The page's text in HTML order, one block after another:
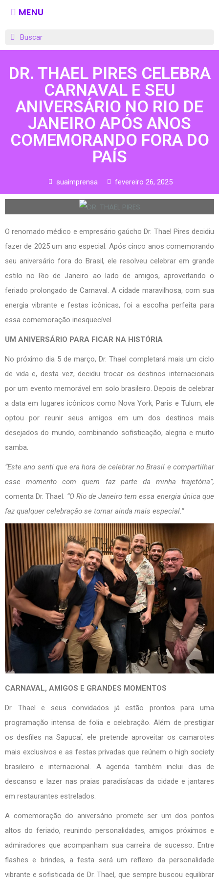
MENU
DR. THAEL PIRES CELEBRA
CARNAVAL E SEU
ANIVERSÁRIO NO RIO DE
JANEIRO APÓS ANOS
COMEMORANDO FORA DO
PAÍS
suaimprensa fevereiro 26, 2025
O renomado médico e empresário gaúcho Dr. Thael Pires decidiu
fazer de 2025 um ano especial. Após cinco anos comemorando
seu aniversário fora do Brasil, ele resolveu celebrar em grande
estilo no Rio de Janeiro ao lado de amigos, aproveitando o
feriado prolongado de Carnaval. A cidade maravilhosa, com sua
energia vibrante e festas icônicas, foi a escolha perfeita para
essa comemoração inesquecível.
UM ANIVERSÁRIO PARA FICAR NA HISTÓRIA
No próximo dia 5 de março, Dr. Thael completará mais um ciclo
de vida e, desta vez, decidiu trocar os destinos internacionais
por um evento memorável em solo brasileiro. Depois de celebrar
a data em lugares icônicos como Nova York, Paris e Tulum, ele
optou por reunir seus amigos em um dos destinos mais
desejados do mundo, combinando sofisticação, alegria e muito
samba.
“Este ano senti que era hora de celebrar no Brasil e compartilhar
esse momento com quem faz parte da minha trajetória”,
comenta Dr. Thael. “O Rio de Janeiro tem essa energia única que
faz qualquer celebração se tornar ainda mais especial.”
CARNAVAL, AMIGOS E GRANDES MOMENTOS
Dr. Thael e seus convidados já estão prontos para uma
programação intensa de folia e celebração. Além de prestigiar
os desfiles na Sapucaí, ele pretende aproveitar os camarotes
mais exclusivos e as festas privadas que reúnem o high society
brasileiro e internacional. A agenda também inclui dias de
descanso e lazer nas praias paradisíacas da cidade e jantares
em restaurantes estrelados.
A comemoração do aniversário promete ser um dos pontos
altos do feriado, reunindo personalidades, amigos próximos e
admiradores que acompanham sua carreira de sucesso. Entre
flashes e brindes, a festa será um reflexo da personalidade
vibrante e sofisticada de Dr. Thael, que sempre buscou equilibrar